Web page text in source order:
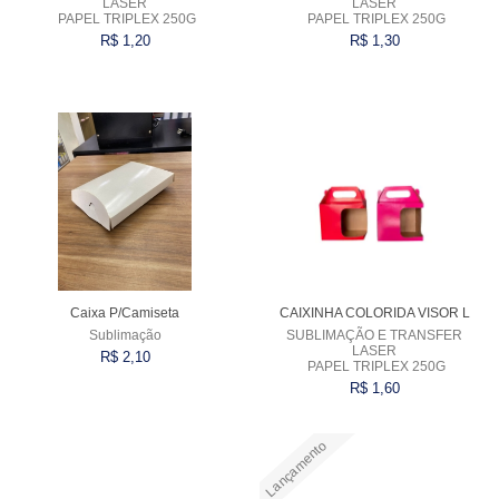
VARIADOS
LASER
PAPEL TRIPLEX 250G
R$ 1,20
LASER
PAPEL TRIPLEX 250G
R$ 1,30
Caixa P/Camiseta
Sublimação
R$ 2,10
CAIXINHA COLORIDA VISOR L
SUBLIMAÇÃO E TRANSFER
LASER
PAPEL TRIPLEX 250G
R$ 1,60
Lançamento